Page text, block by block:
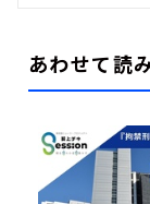
あわせて読